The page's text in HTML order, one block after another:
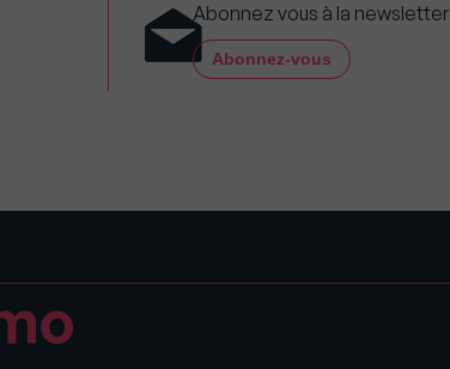
Abonnez vous à la newsletter
Abonnez-vous